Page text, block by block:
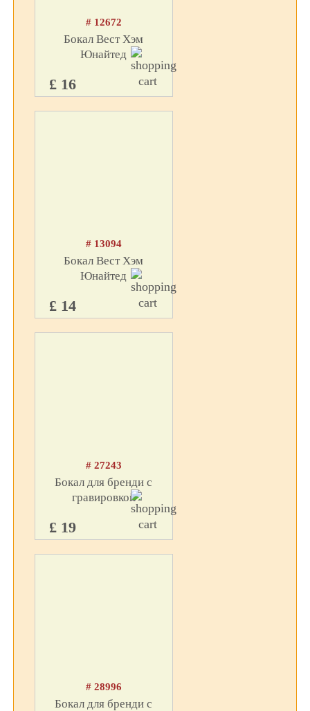
# 12672
Бокал Вест Хэм
Юнайтед
£ 16
# 13094
Бокал Вест Хэм
Юнайтед
£ 14
# 27243
Бокал для бренди с
гравировкой
£ 19
# 28996
Бокал для бренди с